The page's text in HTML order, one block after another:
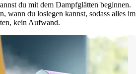
du mit dem Dampfglätten beginnen.
wann du loslegen kannst, sodass alles im
kein Aufwand.